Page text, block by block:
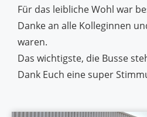
Für das leibliche Wohl war
Danke an alle Kolleginnen
waren.
Das wichtigste, die Busse
Dank Euch eine super